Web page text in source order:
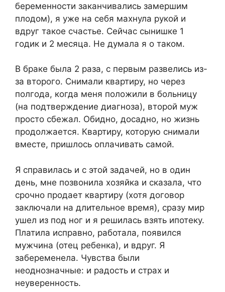
беременности заканчивались замершим
плодом), я уже на себя махнула рукой и
вдруг такое счастье. Сейчас сынишке 1
годик и 2 месяца. Не думала я о таком.
В браке была 2 раза, с первым развелись из-
за второго. Снимали квартиру, но через
полгода, когда меня положили в больницу
(на подтверждение диагноза), второй муж
просто сбежал. Обидно, досадно, но жизнь
продолжается. Квартиру, которую снимали
вместе, пришлось оплачивать самой.
Я справилась и с этой задачей, но в один
день, мне позвонила хозяйка и сказала, что
срочно продает квартиру (хотя договор
заключали на длительное время), сразу мир
ушел из под ног и я решилась взять ипотеку.
Платила исправно, работала, появился
мужчина (отец ребенка), и вдруг. Я
забеременела. Чувства были
неоднозначные: и радость и страх и
неуверенность.